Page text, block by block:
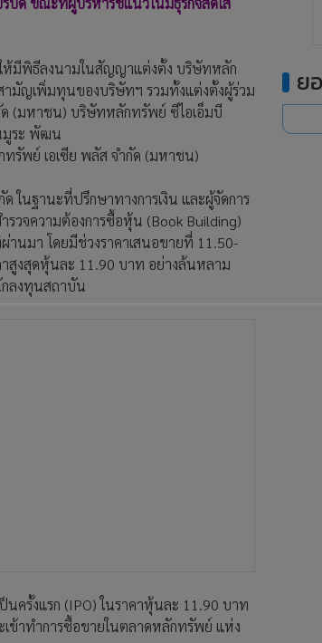
ห้มีพิธีลงนามในสัญญาแต่งตั้ง บริษัทหลัก
ามัญเพิ่มทุนของบริษัทฯ รวมทั้งแต่งตั้งผู้ร่วม
ด (มหาชน) บริษัทหลักทรัพย์ ซีไอเอ็มบี
มูระ พัฒน
รัพย์ เอเซีย พลัส จำกัด (มหาชน)
นฐานะที่ปรึกษาทางการเงิน และผู้จัดการ
รวจความต้องการซื้อหุ้น (Book Building)
นมา โดยมีช่วงราคาเสนอขายที่ 11.50-
สูงสุดหุ้นละ 11.90 บาท อย่างล้นหลาม
กลงทุนสถาบัน
ครั้งแรก (IPO) ในราคาหุ้นละ 11.90 บาท
ข้าทำการซื้อขายในตลาดหลักทรัพย์ แห่ง
ย